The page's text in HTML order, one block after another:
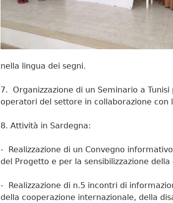
nella lingua dei segni.
7. Organizzazione di un Seminario a
operatori del settore in collaborazione con
8. Attività in Sardegna:
- Realizzazione di un Convegno
del Progetto e per la sensibilizzazione
- Realizzazione di n.5 incontri di
della cooperazione internazionale, della